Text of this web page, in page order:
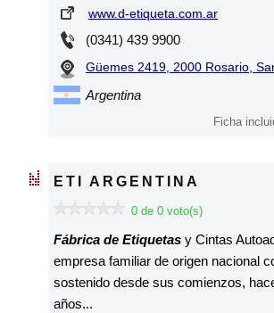
www.d-etiqueta.com.ar
(0341) 439 9900
Güemes 2419, 2000 Rosario,
Argentina
Ficha
ETI ARGENTINA
0 de 0 voto(s)
Fábrica de Etiquetas y Cintas
empresa familiar de origen nacional
sostenido desde sus comienzos,
años...